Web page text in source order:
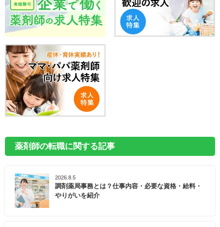
薬剤師の転職に関する記事
2026.8.5
調剤薬局事務とは？仕事内容・必要な資格・給料・
やりがいを紹介